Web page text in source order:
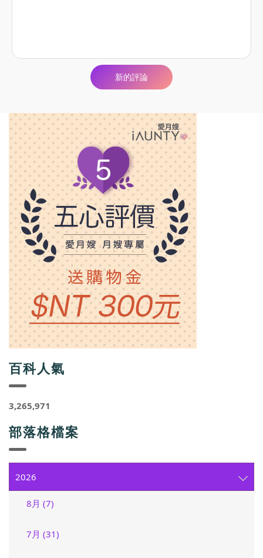
百科人氣
3,265,971
部落格檔案
2026
8月 (7)
7月 (31)